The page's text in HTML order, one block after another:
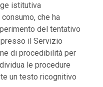
istitutiva
che ha
del tentativo
il Servizio
di procedibilità per
le procedure
un testo ricognitivo